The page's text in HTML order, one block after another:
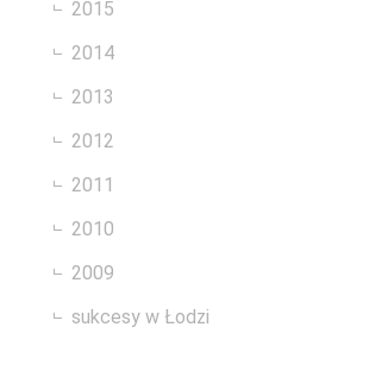
2015
2014
2013
2012
2011
2010
2009
sukcesy w Łodzi